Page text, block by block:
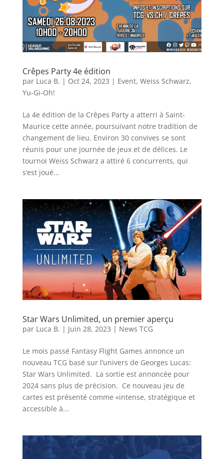
Crêpes Party 4e édition
par Luca B. | Oct 24, 2023 | Event, Weiss Schwarz,
Yu-Gi-Oh!
La 4e édition de la Crêpes Party a atterri à Saint-
Maurice cette année, poursuivant notre tradition de
changement de lieu. Environ 30 convives se sont
réunis pour une journée de jeux et de délices. Le
tournoi Weiss Schwarz a attiré 6 concurrents, qui
s’est joué...
Star Wars Unlimited, un premier aperçu
par Luca B. | Juin 28, 2023 | News TCG
Le mois passé Fantasy Flight Games annonce un
nouveau TCG basé sur l’univers de Georges Lucas:
Star Wars Unlimited. La sortie est annoncée pour
2024 sans plus de précision. Ce nouveau jeu de
cartes est présenté comme «intense, stratégique et
accessible à...